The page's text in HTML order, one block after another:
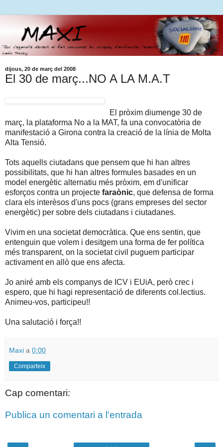
dijous, 20 de març del 2008
El 30 de març...NO A LA M.A.T
El pròxim diumenge 30 de
març, la plataforma No a la MAT, fa una convocatòria de
manifestació a Girona contra la creació de la línia de Molta
Alta Tensió.
Tots aquells ciutadans que pensem que hi han altres
possibilitats, que hi han altres formules basades en un
model energètic alternatiu més pròxim, em d'unificar
esforços contra un projecte faraònic, que defensa de forma
clara els interèsos d'uns pocs (grans empreses del sector
energètic) per sobre dels ciutadans i ciutadanes.
Vivim en una societat democràtica. Que ens sentin, que
entenguin que volem i desitgem una forma de fer política
més transparent, on la societat civil puguem participar
activament en allò que ens afecta.
Jo aniré amb els companys de ICV i EUiA, però crec i
espero, que hi hagi representació de diferents col.lectius.
Animeu-vos, participeu!!
Una salutació i força!!
Maxi a 0:00
Comparteix
Cap comentari:
Publica un comentari a l'entrada